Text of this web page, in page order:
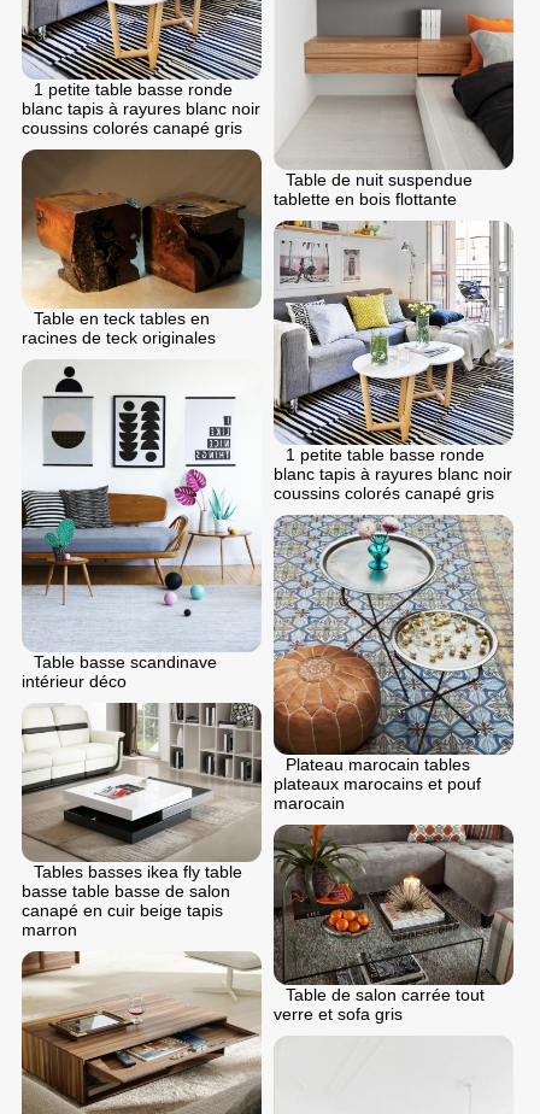
1 petite table basse ronde
blanc tapis à rayures blanc noir
coussins colorés canapé gris
Table de nuit suspendue
tablette en bois flottante
Table en teck tables en
racines de teck originales
1 petite table basse ronde
blanc tapis à rayures blanc noir
coussins colorés canapé gris
Table basse scandinave
intérieur déco
Plateau marocain tables
plateaux marocains et pouf
marocain
Tables basses ikea fly table
basse table basse de salon
canapé en cuir beige tapis
marron
Table de salon carrée tout
verre et sofa gris